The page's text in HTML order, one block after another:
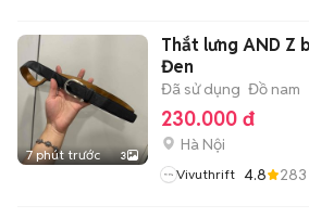
7 phút trước 3
Thắt lưng AND Z
Đen
Đã sử dụng Đồ nam
230.000 đ
Hà Nội
Vivuthrift 4.8 283